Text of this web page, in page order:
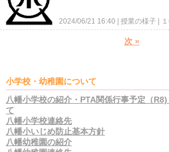
2024/06/21 16:40 授業の様子
年生
５年生 ６年生
次 »
小学校・幼稚園について
八幡小学校の紹介・PTA関係行事予定（
て
八幡小学校連絡先
八幡小いじめ防止基本方針
八幡幼稚園の紹介